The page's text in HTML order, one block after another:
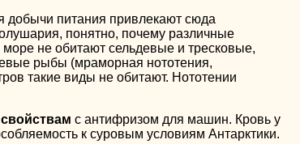
питания привлекают сюда
понятно, почему различные
море не обитают сельдевые и тресковые,
рыбы (мраморная нототения,
такие виды не обитают. Нототении
с антифризом для машин. Кровь у
к суровым условиям Антарктики.